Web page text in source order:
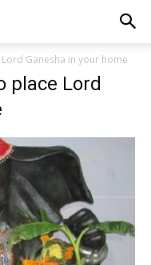
Ganesha in your home
place Lord